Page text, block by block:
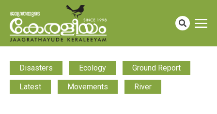
Disasters Ecology Ground Report
Latest Movements River